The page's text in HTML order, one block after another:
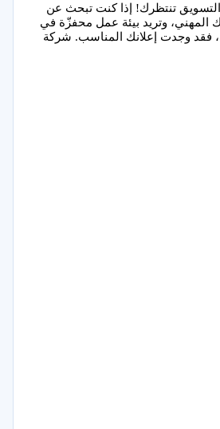
تنتظرك! إذا كنت تبحث عن
المهني، وتريد بيئة عمل محفزّة في
فقد وجدت إعلانك المناسب. شركة